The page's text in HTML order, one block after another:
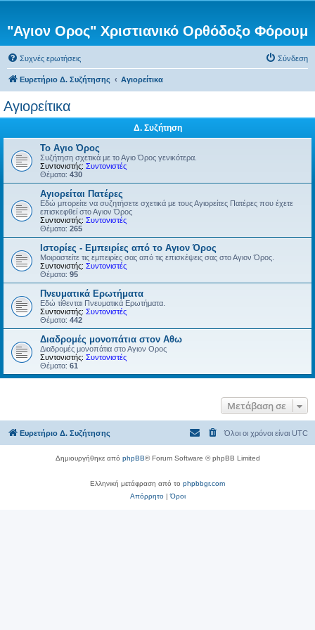
"Αγιον Ορος" Χριστιανικό Ορθόδοξο Φόρουμ
Συχνές ερωτήσεις Σύνδεση
Ευρετήριο Δ. Συζήτησης Αγιορείτικα
Αγιορείτικα
Δ. Συζήτηση
Το Αγιο Όρος
Συζήτηση σχετικά με το Αγιο Όρος γενικότερα.
Συντονιστής: Συντονιστές
Θέματα: 430
Αγιορείται Πατέρες
Εδώ μπορείτε να συζητήσετε σχετικά με τους Αγιορείτες Πατέρες που έχετε
επισκεφθεί στο Αγιον Όρος
Συντονιστής: Συντονιστές
Θέματα: 265
Ιστορίες - Εμπειρίες από το Αγιον Όρος
Μοιραστείτε τις εμπειρίες σας από τις επισκέψεις σας στο Αγιον Όρος.
Συντονιστής: Συντονιστές
Θέματα: 95
Πνευματικά Ερωτήματα
Εδώ τίθενται Πνευματικά Ερωτήματα.
Συντονιστής: Συντονιστές
Θέματα: 442
Διαδρομές μονοπάτια στον Αθω
Διαδρομές μονοπάτια στο Αγιον Ορος
Συντονιστής: Συντονιστές
Θέματα: 61
Μετάβαση σε
Ευρετήριο Δ. Συζήτησης Όλοι οι χρόνοι είναι UTC
Δημιουργήθηκε από phpBB® Forum Software © phpBB Limited
Ελληνική μετάφραση από το phpbbgr.com
Απόρρητο|Όροι